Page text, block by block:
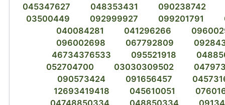
045347627
048353431
090238742
03500449
092999927 099201791
040084281
041296266
096002698
067792809
46734376533
095521918
052704700
03030309502
090573424
091656457
12693419418
045610051
04748850334
048850334